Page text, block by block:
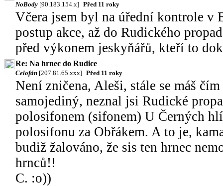
NoBody [90.183.154.x] Před 11 roky
Včera jsem byl na úřední kontrole v
postup akce, až do Rudického
před výkonem jeskyňářů, kteří to
Re: Na hrnec do Rudice
Celofán [207.81.65.xxx] Před 11 roky
Není zničena, Aleši, stále se máš
samojediný, neznal jsi Rudické
polosifonem (sifonem) U Černých
polosifonu za Obřákem. A to je,
budiž žalováno, že sis ten hrnec
hrnců!!
C. :o))